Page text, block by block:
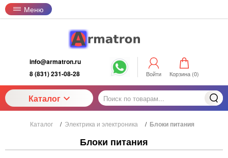
Меню
info@armatron.ru
8 (831) 231-08-28
Войти Корзина (0)
Каталог
Каталог / Электрика и электроника / Блоки питания
Блоки питания